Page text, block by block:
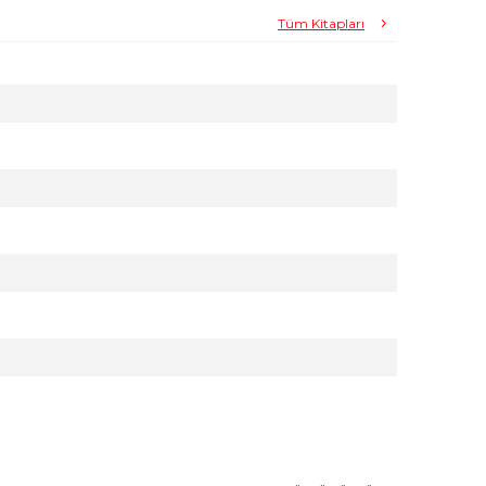
Tüm Kitapları